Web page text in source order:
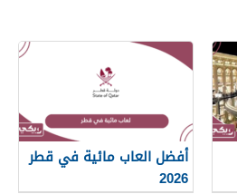
أفضل العاب مائية في قطر
2026